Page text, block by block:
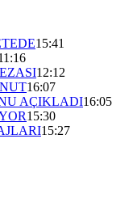
15:41
12:12
16:07
AÇIKLADI16:05
15:30
15:27